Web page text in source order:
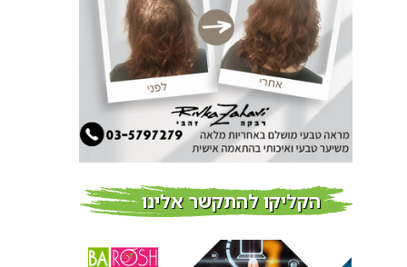
צמידי שיער – המומחים
לצמידי שיער ברמת השרון
חדשות
שיער מבוססי גוג’י ברי
חדש על המדף
Fibroseal Professional
הדרכה מוצלח נוסף
הקליקו להתקשר אלינו